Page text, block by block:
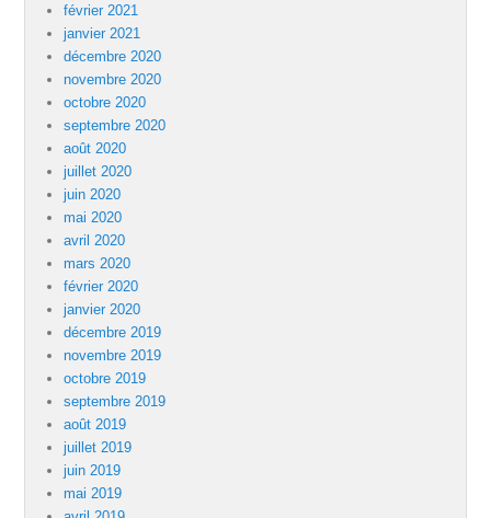
février 2021
janvier 2021
décembre 2020
novembre 2020
octobre 2020
septembre 2020
août 2020
juillet 2020
juin 2020
mai 2020
avril 2020
mars 2020
février 2020
janvier 2020
décembre 2019
novembre 2019
octobre 2019
septembre 2019
août 2019
juillet 2019
juin 2019
mai 2019